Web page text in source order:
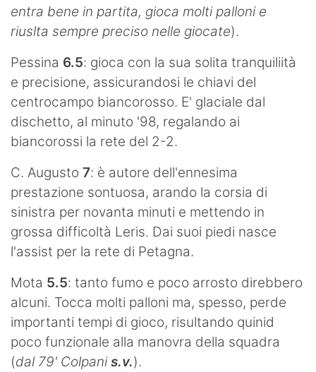
entra bene in partita, gioca molti palloni e
riuslta sempre preciso nelle giocate).
Pessina 6.5: gioca con la sua solita tranquiliità
e precisione, assicurandosi le chiavi del
centrocampo biancorosso. E' glaciale dal
dischetto, al minuto '98, regalando ai
biancorossi la rete del 2-2.
C. Augusto 7: è autore dell'ennesima
prestazione sontuosa, arando la corsia di
sinistra per novanta minuti e mettendo in
grossa difficoltà Leris. Dai suoi piedi nasce
l'assist per la rete di Petagna.
Mota 5.5: tanto fumo e poco arrosto direbbero
alcuni. Tocca molti palloni ma, spesso, perde
importanti tempi di gioco, risultando quinid
poco funzionale alla manovra della squadra
(dal 79' Colpanis.v.).